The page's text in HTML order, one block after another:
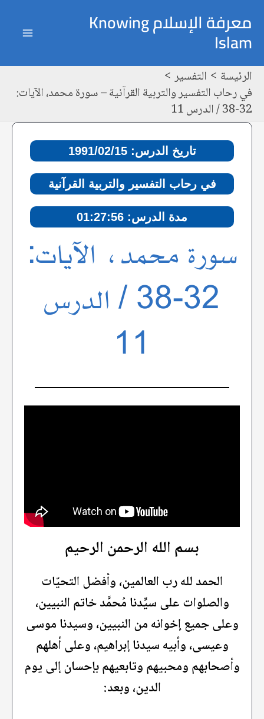
إلى
المحتوى
معرفة الإسلام Knowing
Islam
الرئيسة
التفسير
في رحاب التفسير والتربية القرآنية – سورة محمد، الآيات:
32-38 / الدرس 11
تاريخ الدرس: 1991/02/15
في رحاب التفسير والتربية القرآنية
مدة الدرس: 01:27:56
سورة محمد، الآيات:
32-38 / الدرس
11
بسم الله الرحمن الرحيم
الحمد لله رب العالمين، وأفضل التحيّات
والصلوات على سيِّدنا مُحمَّد خاتم النبيين،
وعلى جميع إخوانه من النبيين، وسيدنا موسى
وعيسى، وأبيه سيدنا إبراهيم، وعلى أهلهم
وأصحابهم ومحبيهم وتابعيهم بإحسان إلى يوم
الدين، وبعد:
navigation